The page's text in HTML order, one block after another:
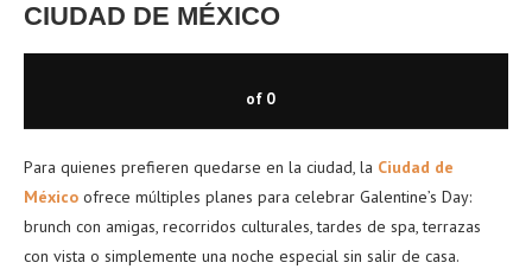
CIUDAD DE MÉXICO
of 0
Para quienes prefieren quedarse en la ciudad, la Ciudad de
México ofrece múltiples planes para celebrar Galentine’s Day:
brunch con amigas, recorridos culturales, tardes de spa, terrazas
con vista o simplemente una noche especial sin salir de casa.